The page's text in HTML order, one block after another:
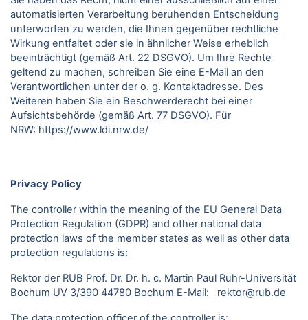
automatisierten Verarbeitung beruhenden Entscheidung
unterworfen zu werden, die Ihnen gegenüber rechtliche
Wirkung entfaltet oder sie in ähnlicher Weise erheblich
beeinträchtigt (gemäß Art. 22 DSGVO). Um Ihre Rechte
geltend zu machen, schreiben Sie eine E-Mail an den
Verantwortlichen unter der o. g. Kontaktadresse. Des
Weiteren haben Sie ein Beschwerderecht bei einer
Aufsichtsbehörde (gemäß Art. 77 DSGVO). Für
NRW: https://www.ldi.nrw.de/
Privacy Policy
The controller within the meaning of the EU General Data
Protection Regulation (GDPR) and other national data
protection laws of the member states as well as other data
protection regulations is:
Rektor der RUB Prof. Dr. Dr. h. c. Martin Paul Ruhr-Universität
Bochum UV 3/390 44780 Bochum E-Mail: rektor@rub.de